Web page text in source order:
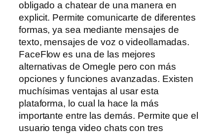
obligado a chatear de una manera en
explicit. Permite comunicarte de diferentes
formas, ya sea mediante mensajes de
texto, mensajes de voz o videollamadas.
FaceFlow es una de las mejores
alternativas de Omegle pero con más
opciones y funciones avanzadas. Existen
muchísimas ventajas al usar esta
plataforma, lo cual la hace la más
importante entre las demás. Permite que el
usuario tenga video chats con tres